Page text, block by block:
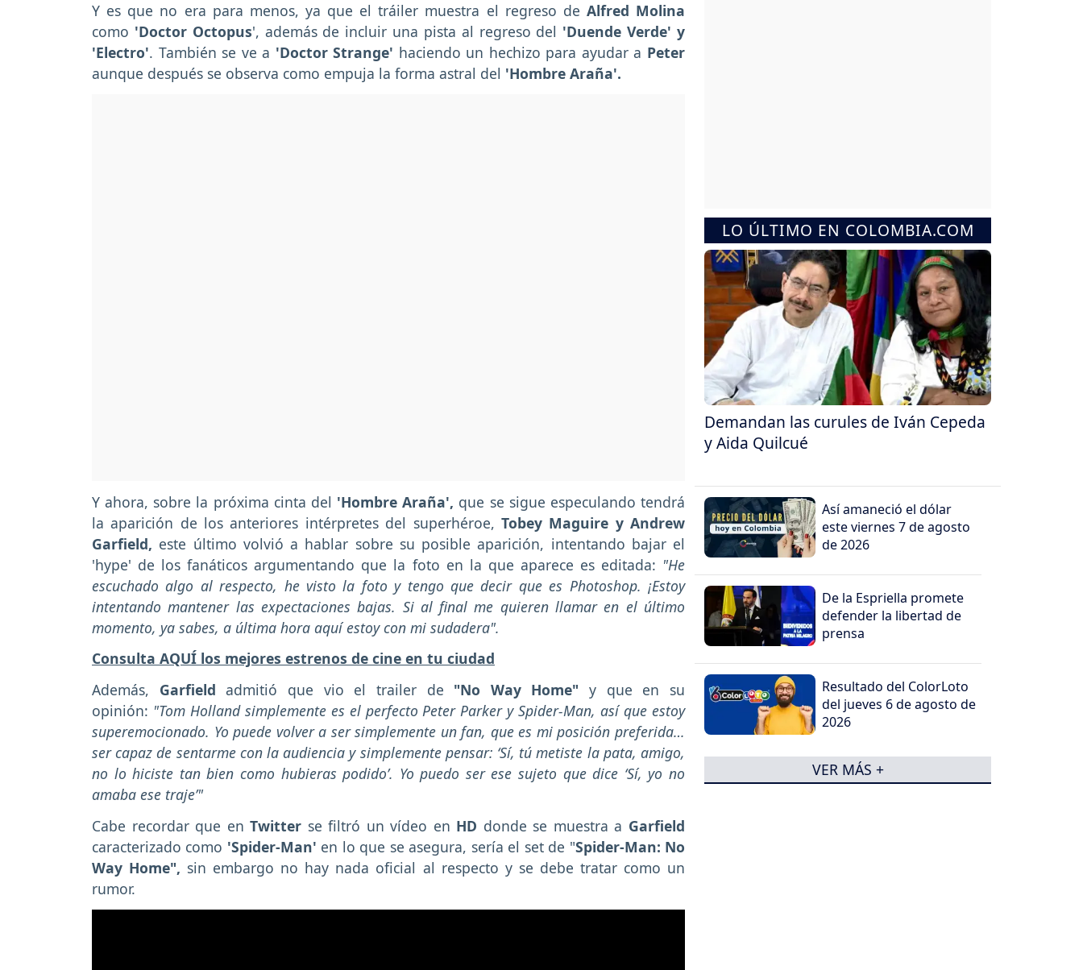
Y es que no era para menos, ya que el tráiler muestra el regreso de Alfred Molina
como 'Doctor Octopus', además de incluir una pista al regreso del 'Duende Verde' y
'Electro'. También se ve a 'Doctor Strange' haciendo un hechizo para ayudar a Peter
aunque después se observa como empuja la forma astral del 'Hombre Araña'.
Y ahora, sobre la próxima cinta del 'Hombre Araña', que se sigue especulando tendrá
la aparición de los anteriores intérpretes del superhéroe, Tobey Maguire y Andrew
Garfield, este último volvió a hablar sobre su posible aparición, intentando bajar el
'hype' de los fanáticos argumentando que la foto en la que aparece es editada: "He
escuchado algo al respecto, he visto la foto y tengo que decir que es Photoshop. ¡Estoy
intentando mantener las expectaciones bajas. Si al final me quieren llamar en el último
momento, ya sabes, a última hora aquí estoy con mi sudadera".
Consulta AQUÍ los mejores estrenos de cine en tu ciudad
Además, Garfield admitió que vio el trailer de "No Way Home"y que en su
opinión: "Tom Holland simplemente es el perfecto Peter Parker y Spider-Man, así que estoy
superemocionado. Yo puede volver a ser simplemente un fan, que es mi posición preferida…
ser capaz de sentarme con la audiencia y simplemente pensar: ‘Sí, tú metiste la pata, amigo,
no lo hiciste tan bien como hubieras podido’. Yo puedo ser ese sujeto que dice ‘Sí, yo no
amaba ese traje’"
Cabe recordar que enTwitter se filtró un vídeo en HD donde se muestra a Garfield
caracterizado como 'Spider-Man' en lo que se asegura, sería el set de "Spider-Man: No
Way Home", sin embargo no hay nada oficial al respecto y se debe tratar como un
rumor.
LO ÚLTIMO EN COLOMBIA.COM
Demandan las curules de Iván Cepeda
y Aida Quilcué
Así amaneció el dólar
este viernes 7 de agosto
de 2026
De la Espriella promete
defender la libertad de
prensa
Resultado del ColorLoto
del jueves 6 de agosto de
2026
VER MÁS +